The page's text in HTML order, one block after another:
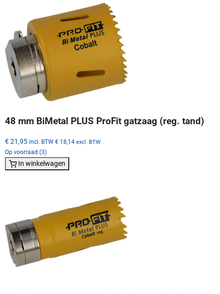
48 mm BiMetal PLUS ProFit gatzaag (reg. tand)
€ 21,95 incl. BTW € 18,14 excl. BTW
Op voorraad (3)
In winkelwagen